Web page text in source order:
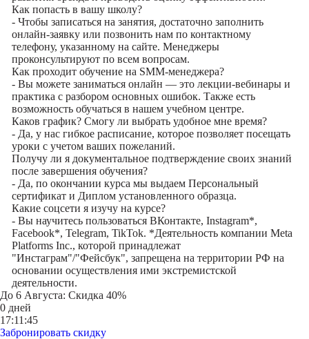
Как попасть в вашу школу?
- Чтобы записаться на занятия, достаточно заполнить
онлайн-заявку или позвонить нам по контактному
телефону, указанному на сайте. Менеджеры
проконсультируют по всем вопросам.
Как проходит обучение на SMM-менеджера?
- Вы можете заниматься онлайн — это лекции-вебинары и
практика с разбором основных ошибок. Также есть
возможность обучаться в нашем учебном центре.
Каков график? Смогу ли выбрать удобное мне время?
- Да, у нас гибкое расписание, которое позволяет посещать
уроки с учетом ваших пожеланий.
Получу ли я документальное подтверждение своих знаний
после завершения обучения?
- Да, по окончании курса мы выдаем Персональный
сертификат и Диплом установленного образца.
Какие соцсети я изучу на курсе?
- Вы научитесь пользоваться ВКонтакте, Instagram*,
Facebook*, Telegram, TikTok. *Деятельность компании Meta
Platforms Inc., которой принадлежат
"Инстаграм"/"Фейсбук", запрещена на территории РФ на
основании осуществления ими экстремистской
деятельности.
До 6 Августа: Скидка 40%
0 дней
17:11:45
Забронировать скидку